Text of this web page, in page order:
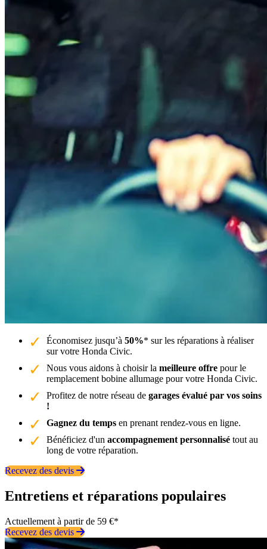
Économisez jusqu’à 50%* sur les réparations à réaliser
sur votre Honda Civic.
Nous vous aidons à choisir la meilleure offre pour le
remplacement bobine allumage pour votre Honda Civic.
Profitez de notre réseau de garages évalué par vos soins
!
Gagnez du temps en prenant rendez-vous en ligne.
Bénéficiez d'un accompagnement personnalisé tout au
long de votre réparation.
Recevez des devis
Entretiens et réparations populaires
Actuellement à partir de 59 €*
Recevez des devis